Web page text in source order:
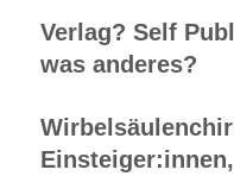
Verlag? Self
was anderes?